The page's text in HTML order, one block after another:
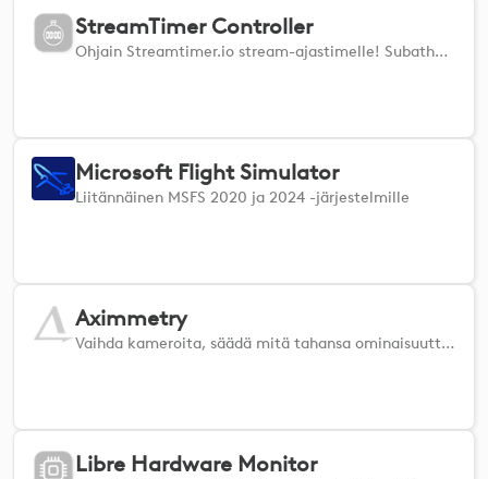
StreamTimer Controller
Ohjain Streamtimer.io stream-ajastimelle! Subathonit, junat ja muita hyödyllisiä työkaluja suoratoistajille.
Microsoft Flight Simulator
Liitännäinen MSFS 2020 ja 2024 -järjestelmille
Aximmetry
Vaihda kameroita, säädä mitä tahansa ominaisuutta tai valitse mikä tahansa Aximmetry-kohtauksen ohjauspaneelin painike laitteestasi.
Libre Hardware Monitor